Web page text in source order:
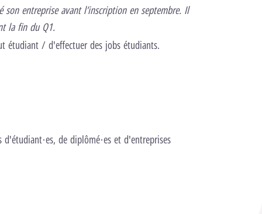
son entreprise avant l’inscription en septembre. Il
la fin du Q1.
étudiant / d'effectuer des jobs étudiants.
de diplômé·es et d'entreprises